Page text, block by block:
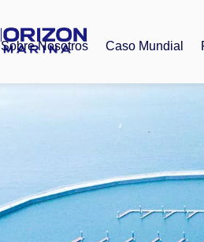
Sobre Nosotros Caso Mundial